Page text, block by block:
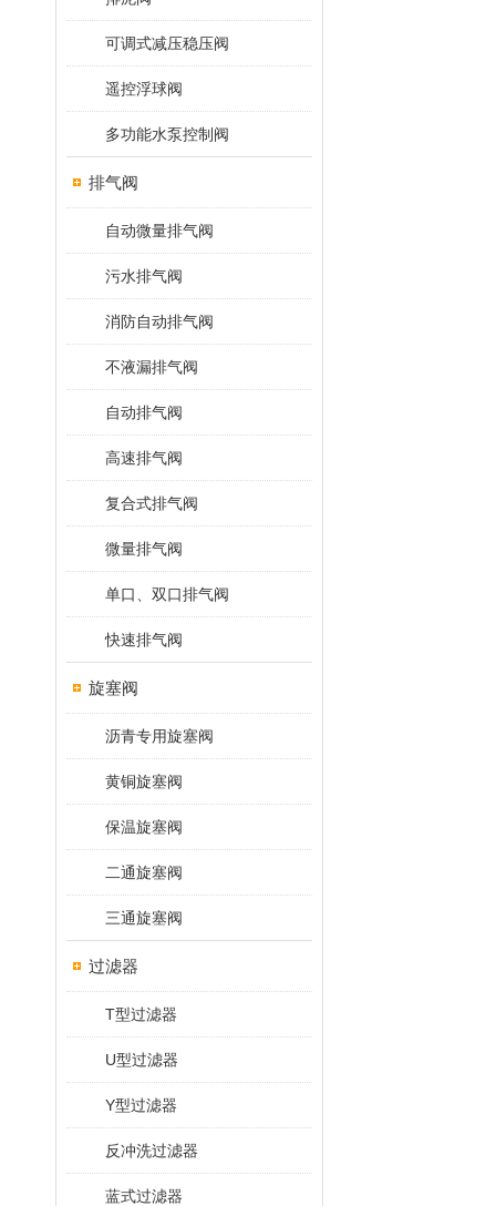
可调式减压稳压阀
遥控浮球阀
多功能水泵控制阀
排气阀
自动微量排气阀
污水排气阀
消防自动排气阀
不液漏排气阀
自动排气阀
高速排气阀
复合式排气阀
微量排气阀
单口、双口排气阀
快速排气阀
旋塞阀
沥青专用旋塞阀
黄铜旋塞阀
保温旋塞阀
二通旋塞阀
三通旋塞阀
过滤器
T型过滤器
U型过滤器
Y型过滤器
反冲洗过滤器
蓝式过滤器